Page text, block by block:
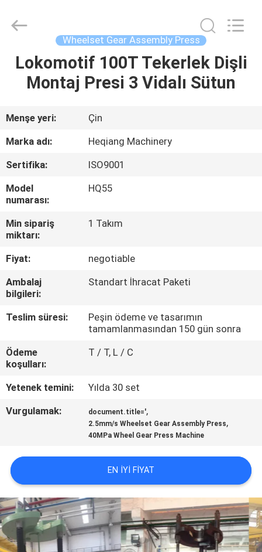
EV
S
HAKKIMIZDA
FABRIKA
TURU
KALITE
BIZIMLE
GEÇIN
BIR
TEKLIF
SITE
HARITASI
PRIVACY
POLICY
Share
Rights
Reserved.
Wheelset Gear Assembly Press
Lokomotif 100T Tekerlek Dişli
Montaj Presi 3 Vidalı Sütun
Menşe yeri:
Çin
Marka adı:
Heqiang Machinery
Sertifika:
ISO9001
Model
numarası:
HQ55
Min sipariş
miktarı:
1 Takım
Fiyat:
negotiable
Ambalaj
bilgileri:
Standart İhracat Paketi
Teslim süresi:
Peşin ödeme ve tasarımın
tamamlanmasından 150 gün sonra
Ödeme
koşulları:
T / T, L / C
Yetenek temini:
Yılda 30 set
Vurgulamak:
document.title=',
2.5mm/s Wheelset Gear Assembly Press,
40MPa Wheel Gear Press Machine
EN IYI FIYAT